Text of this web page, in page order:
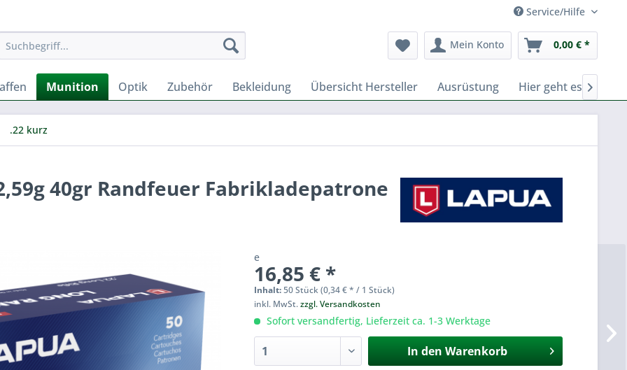
Service/Hilfe
Mein Konto 0,00 € *
Munition Optik Zubehör Bekleidung Übersicht Hersteller Ausrüstung Hier geht es zu

.22 kurz
40gr Randfeuer Fabrikladepatrone
e
16,85 € *
Inhalt:50 Stück (0,34 € * / 1 Stück)
inkl. MwSt.zzgl. Versandkosten
Sofort versandfertig, Lieferzeit ca. 1-3 Werktage
In den Warenkorb